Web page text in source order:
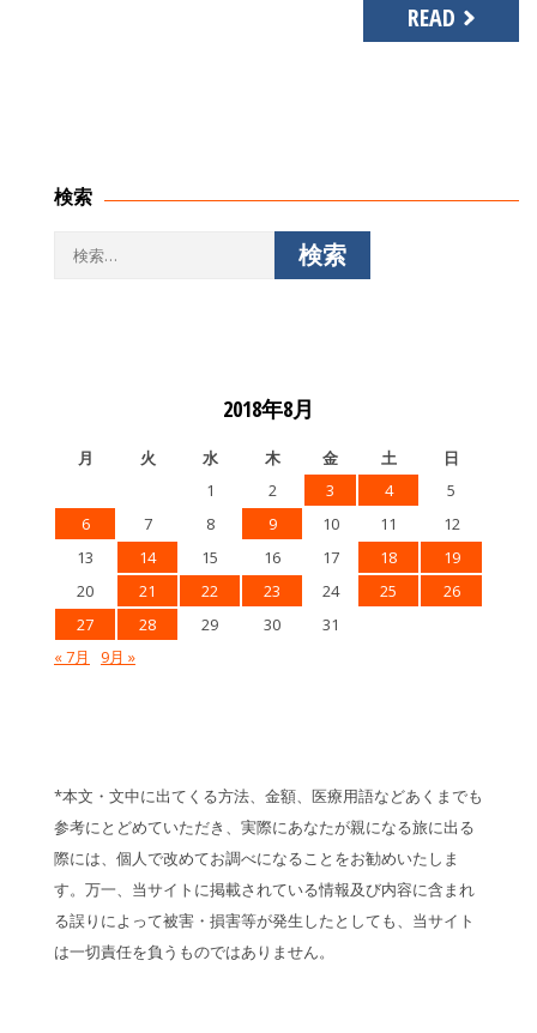
READ
検索
2018年8月
月 火 水 木 金 土
日
1
2 3 4
5
6
7 8 9 10 11
12
13
14 15 16 17 18
19
20
21 22 23 24 25
26
27
28 29 30
31
« 7月
9月 »
*本文・文中に出てくる方法、金額、医療用語などあくまでも
参考にとどめていただき、実際にあなたが親になる旅に出る
際には、個人で改めてお調べになることをお勧めいたしま
す。万一、当サイトに掲載されている情報及び内容に含まれ
る誤りによって被害・損害等が発生したとしても、当サイト
は一切責任を負うものではありません。